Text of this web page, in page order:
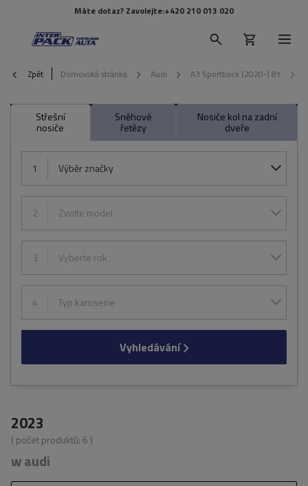
Máte dotaz? Zavolejte:+420 210 013 020
Zpět Domovská stránka Audi A3 Sportback (2020-) 8Y
Střešní
nosiče
Sněhové
řetězy
Nosiče kol na zadní
dveře
1 Výběr značky
2 Zvolte model
3 Vyberte rok
4 Typ karoserie
Vyhledávání
2023
( počet produktů: 6 )
w audi